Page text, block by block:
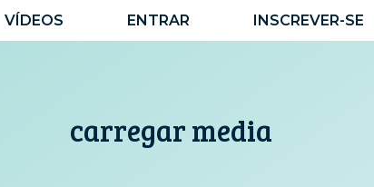
VÍDEOS ENTRAR INSCREVER-SE
carregar media